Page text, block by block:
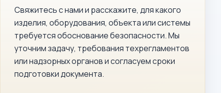
Свяжитесь с нами и расскажите, для какого
изделия, оборудования, объекта или системы
требуется обоснование безопасности. Мы
уточним задачу, требования техрегламентов
или надзорных органов и согласуем сроки
подготовки документа.